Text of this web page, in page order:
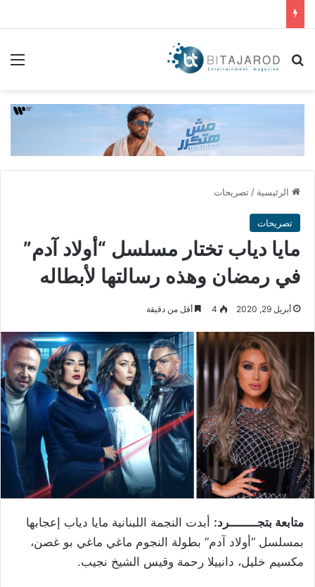
بحث عن
الرئيسية / تصريحات
تصريحات
مايا دياب تختار مسلسل “أولاد آدم”
في رمضان وهذه رسالتها لأبطاله
أبريل 29, 2020 4 أقل من دقيقة
متابعة بتجــــــــرد: أبدت النجمة اللبنانية مايا دياب إعجابها
بمسلسل “أولاد آدم” بطولة النجوم ماغي ماغي بو غصن،
مكسيم خليل، دانييلا رحمة وقيس الشيخ نجيب.